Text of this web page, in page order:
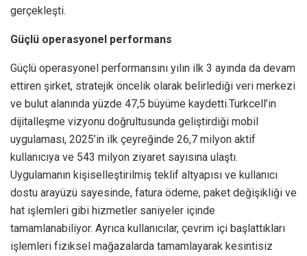
gerçekleşti.
Güçlü operasyonel performans
Güçlü operasyonel performansını yılın ilk 3 ayında da devam
ettiren şirket, stratejik öncelik olarak belirlediği veri merkezi
ve bulut alanında yüzde 47,5 büyüme kaydetti.Turkcell’in
dijitalleşme vizyonu doğrultusunda geliştirdiği mobil
uygulaması, 2025’in ilk çeyreğinde 26,7 milyon aktif
kullanıcıya ve 543 milyon ziyaret sayısına ulaştı.
Uygulamanın kişiselleştirilmiş teklif altyapısı ve kullanıcı
dostu arayüzü sayesinde, fatura ödeme, paket değişikliği ve
hat işlemleri gibi hizmetler saniyeler içinde
tamamlanabiliyor. Ayrıca kullanıcılar, çevrim içi başlattıkları
işlemleri fiziksel mağazalarda tamamlayarak kesintisiz